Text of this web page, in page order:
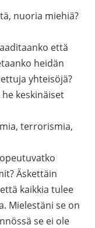
nuoria miehiä?
että
heidän
yhteisöjä?
keskinäiset
terrorismia,
Äskettäin
kaikkia tulee
Mielestäni se on
se ei ole